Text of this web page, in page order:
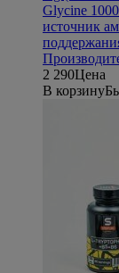
Glycine
источник
2 290Цена
В корзину